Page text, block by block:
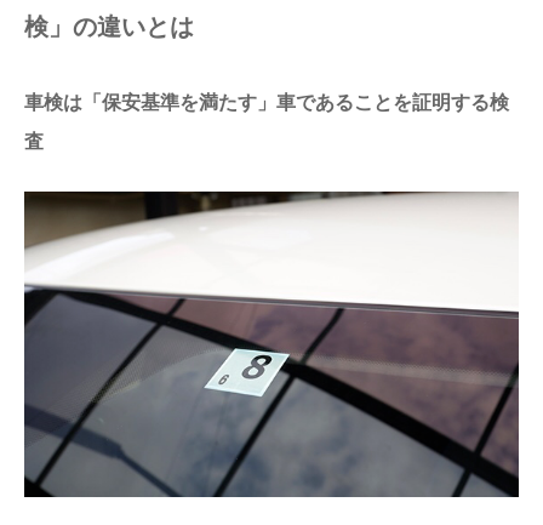
検」の違いとは
車検は「保安基準を満たす」車であることを証明する検
査